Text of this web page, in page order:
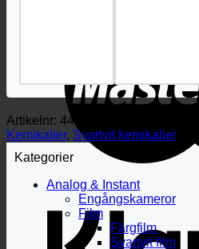
Artikelnr: 4421992182
Kemikalier, Svartvit kemikalier
Kategorier
Analog & Instant
Engångskameror
Film
Färgfilm
Svartvit film